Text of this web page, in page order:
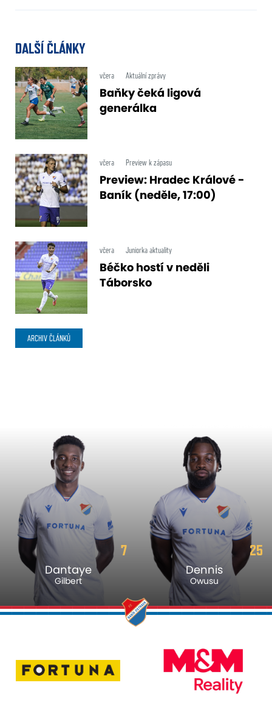
DALŠÍ ČLÁNKY
včera Aktuální zprávy
Baňky čeká ligová
generálka
včera Preview k zápasu
Preview: Hradec Králové -
Baník (neděle, 17:00)
včera Juniorka aktuality
Béčko hostí v neděli
Táborsko
ARCHIV ČLÁNKŮ
7
Dantaye
Gilbert
25
Dennis
Owusu